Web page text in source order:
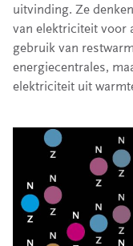
uitvinding. Ze
van elektriciteit voor
gebruik van
energiecentrales,
elektriciteit uit